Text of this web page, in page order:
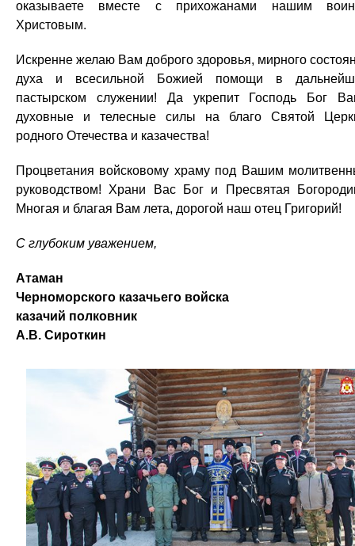
оказываете вместе с прихожанами нашим
Христовым.
Искренне желаю Вам доброго здоровья, мирного
духа и всесильной Божией помощи в
пастырском служении! Да укрепит Господь Бог
духовные и телесные силы на благо Святой
родного Отечества и казачества!
Процветания войсковому храму под Вашим
руководством! Храни Вас Бог и Пресвятая
Многая и благая Вам лета, дорогой наш отец Григорий!
С глубоким уважением,
Атаман
Черноморского казачьего войска
казачий полковник
А.В. Сироткин